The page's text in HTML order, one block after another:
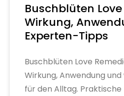
Buschblüten
Wirkung,
Experten-Tipps
Buschblüten Love
Wirkung, Anwendung
für den Alltag.